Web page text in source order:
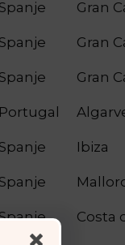
Spanje Gran
Spanje Gran
Spanje Gran
Portugal
Spanje Ibiza
Spanje
Costa